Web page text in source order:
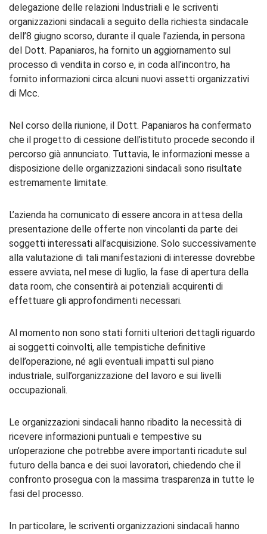
delegazione delle relazioni Industriali e le scriventi
organizzazioni sindacali a seguito della richiesta sindacale
dell’8 giugno scorso, durante il quale l’azienda, in persona
del Dott. Papaniaros, ha fornito un aggiornamento sul
processo di vendita in corso e, in coda all’incontro, ha
fornito informazioni circa alcuni nuovi assetti organizzativi
di Mcc.
Nel corso della riunione, il Dott. Papaniaros ha confermato
che il progetto di cessione dell’istituto procede secondo il
percorso già annunciato. Tuttavia, le informazioni messe a
disposizione delle organizzazioni sindacali sono risultate
estremamente limitate.
L’azienda ha comunicato di essere ancora in attesa della
presentazione delle offerte non vincolanti da parte dei
soggetti interessati all’acquisizione. Solo successivamente
alla valutazione di tali manifestazioni di interesse dovrebbe
essere avviata, nel mese di luglio, la fase di apertura della
data room, che consentirà ai potenziali acquirenti di
effettuare gli approfondimenti necessari.
Al momento non sono stati forniti ulteriori dettagli riguardo
ai soggetti coinvolti, alle tempistiche definitive
dell’operazione, né agli eventuali impatti sul piano
industriale, sull’organizzazione del lavoro e sui livelli
occupazionali.
Le organizzazioni sindacali hanno ribadito la necessità di
ricevere informazioni puntuali e tempestive su
un’operazione che potrebbe avere importanti ricadute sul
futuro della banca e dei suoi lavoratori, chiedendo che il
confronto prosegua con la massima trasparenza in tutte le
fasi del processo.
In particolare, le scriventi organizzazioni sindacali hanno